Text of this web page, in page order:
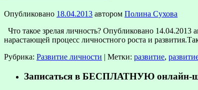
Опубликовано 18.04.2013 автором Полина Сухова
Что такое зрелая личность? Опубликовано
нарастающей процесс личностного роста и
Рубрика: Развитие личности | Метки: развитие,
Записаться в БЕСПЛАТНУЮ онлайн-